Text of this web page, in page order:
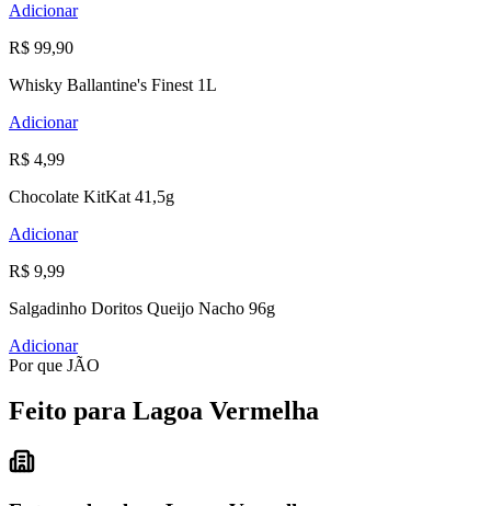
Adicionar
R$ 99,90
Whisky Ballantine's Finest 1L
Adicionar
R$ 4,99
Chocolate KitKat 41,5g
Adicionar
R$ 9,99
Salgadinho Doritos Queijo Nacho 96g
Adicionar
Por que JÃO
Feito para Lagoa Vermelha